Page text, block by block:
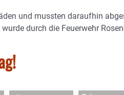
und mussten daraufhin
durch die Feuerwehr